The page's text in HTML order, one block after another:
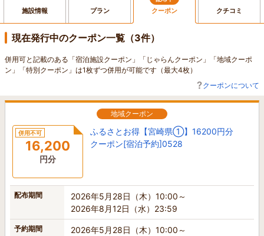
施設情報 プラン クーポン クチコミ
現在発行中のクーポン一覧（3件）
併用可と記載のある「宿泊施設クーポン」「じゃらんクーポン」「地域クーポ
ン」「特別クーポン」は1枚ずつ併用が可能です（最大4枚）
クーポンについて
地域クーポン
併用不可
16,200
円分
ふるさとお得【宮崎県①】16200円分
クーポン[宿泊予約]0528
配布期間
2026年5月28日（木）10:00～
2026年8月12日（水）23:59
予約期間
2026年5月28日（木）10:00～